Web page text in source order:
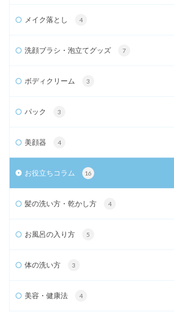
メイク落とし 4
洗顔ブラシ・泡立てグッズ 7
ボディクリーム 3
パック 3
美顔器 4
お役立ちコラム 16
髪の洗い方・乾かし方 4
お風呂の入り方 5
体の洗い方 3
美容・健康法 4